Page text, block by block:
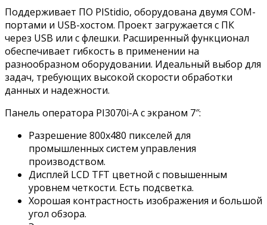
Поддерживает ПО PIStidio, оборудована двумя COM-
портами и USB-хостом. Проект загружается с ПК
через USB или с флешки. Расширенный функционал
обеспечивает гибкость в применении на
разнообразном оборудовании. Идеальный выбор для
задач, требующих высокой скорости обработки
данных и надежности.
Панель оператора PI3070i-A с экраном 7″:
Разрешение 800х480 пикселей для
промышленных систем управления
производством.
Дисплей LCD TFT цветной с повышенным
уровнем четкости. Есть подсветка.
Хорошая контрастность изображения и большой
угол обзора.